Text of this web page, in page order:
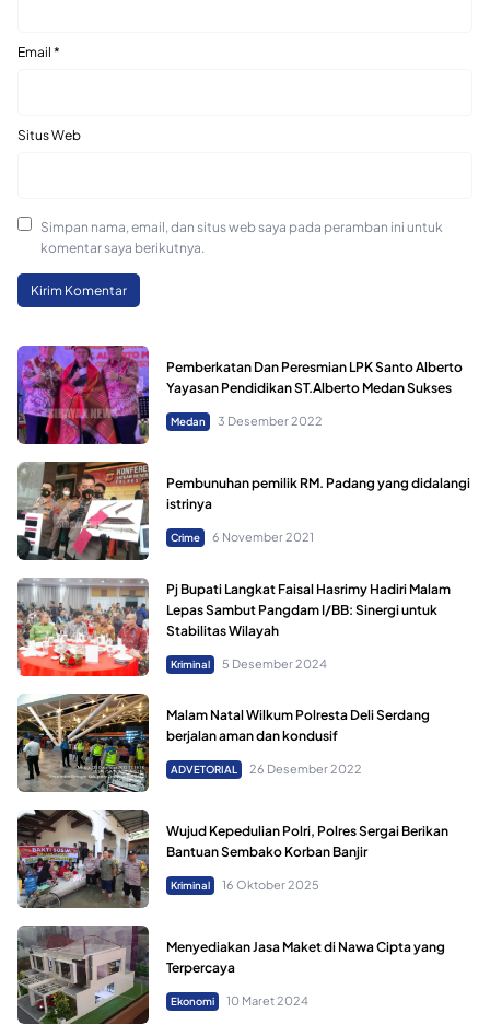
Email *
Situs Web
Simpan nama, email, dan situs web saya pada peramban ini untuk
komentar saya berikutnya.
Pemberkatan Dan Peresmian LPK Santo Alberto
Yayasan Pendidikan ST.Alberto Medan Sukses
Medan 3 Desember 2022
Pembunuhan pemilik RM. Padang yang didalangi
istrinya
Crime 6 November 2021
Pj Bupati Langkat Faisal Hasrimy Hadiri Malam
Lepas Sambut Pangdam I/BB: Sinergi untuk
Stabilitas Wilayah
Kriminal 5 Desember 2024
Malam Natal Wilkum Polresta Deli Serdang
berjalan aman dan kondusif
ADVETORIAL 26 Desember 2022
Wujud Kepedulian Polri, Polres Sergai Berikan
Bantuan Sembako Korban Banjir
Kriminal 16 Oktober 2025
Menyediakan Jasa Maket di Nawa Cipta yang
Terpercaya
Ekonomi 10 Maret 2024